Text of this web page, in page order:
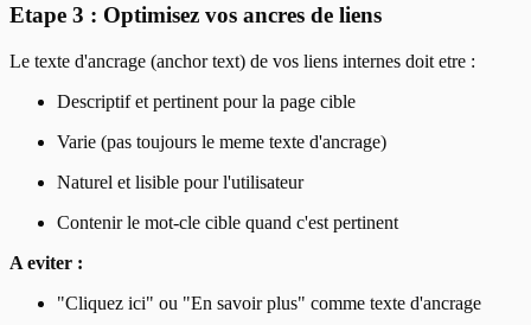
Etape 3 : Optimisez vos ancres de liens
Le texte d'ancrage (anchor text) de vos liens internes doit etre :
Descriptif et pertinent pour la page cible
Varie (pas toujours le meme texte d'ancrage)
Naturel et lisible pour l'utilisateur
Contenir le mot-cle cible quand c'est pertinent
A eviter :
"Cliquez ici" ou "En savoir plus" comme texte d'ancrage